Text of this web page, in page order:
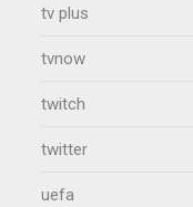
tv plus
tvnow
twitch
twitter
uefa